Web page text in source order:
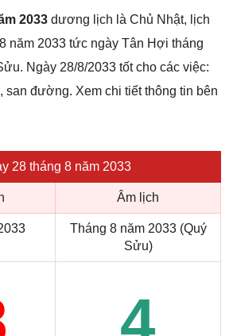
2033 dương lịch là Chủ Nhật, lịch
năm 2033 tức ngày Tân Hợi tháng
Ngày 28/8/2033 tốt cho các việc:
đường. Xem chi tiết thông tin bên
28 tháng 8 năm 2033
Âm lịch
Tháng 8 năm 2033 (Quý
Sửu)
4